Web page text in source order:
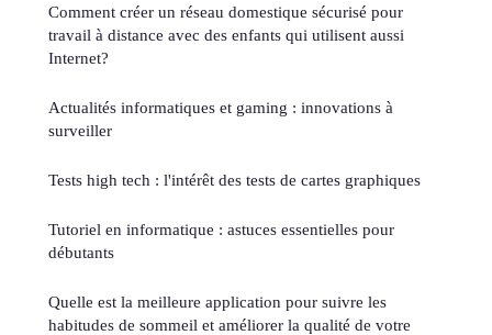
Comment créer un réseau domestique sécurisé pour
travail à distance avec des enfants qui utilisent aussi
Internet?
Actualités informatiques et gaming : innovations à
surveiller
Tests high tech : l'intérêt des tests de cartes graphiques
Tutoriel en informatique : astuces essentielles pour
débutants
Quelle est la meilleure application pour suivre les
habitudes de sommeil et améliorer la qualité de votre